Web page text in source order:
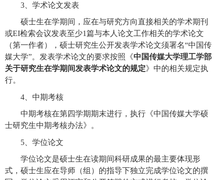
3 、学术论文发表
硕士生在学期间，应在与研究方向直接相关的学术期刊
或EI检索会议发表至少1篇与本人论文工作相关的学术论文
（第一作者），硕士研究生公开发表学术论文须署名“中国传
媒大学”。发表学术论文的要求按照《中国传媒大学理工学部
关于研究生在学期间发表学术论文的规定》中的相关规定执
行。
4 、中期考核
中期考核在第四学期期末进行，执行《中国传媒大学硕
士研究生中期考核办法》。
5 、学位论文
学位论文是硕士生在读期间科研成果的最主要体现形
式，硕士生应在导师（组）的指导下独立完成学位论文的撰